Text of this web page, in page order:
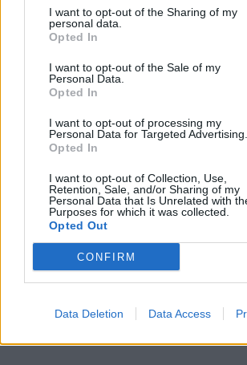
I want to opt-out of the Sharing of my
personal data.
Opted In
I want to opt-out of the Sale of my
Personal Data.
Opted In
I want to opt-out of processing my
Personal Data for Targeted Advertising.
Opted In
I want to opt-out of Collection, Use,
Retention, Sale, and/or Sharing of my
Personal Data that Is Unrelated with
Purposes for which it was collected.
Opted Out
CONFIRM
Data Deletion Data Access
której – jak można się domyśleć –
funkcjonują inaczej, dzięki czemu
absurdalne.